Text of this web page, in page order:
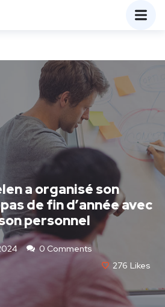
a organisé son
de fin d’année avec
personnel
0 Comments
276 Likes